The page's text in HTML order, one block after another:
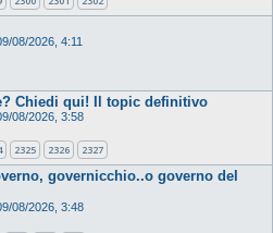
08/2026, 4:11
Chiedi qui! Il topic definitivo
08/2026, 3:58
2325 2326 2327
governicchio..o governo del
08/2026, 3:48